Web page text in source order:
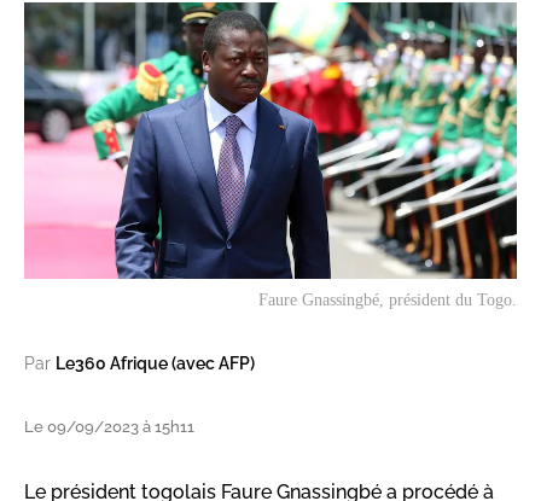
Faure Gnassingbé, président du Togo.
Par Le360 Afrique (avec AFP)
Le 09/09/2023 à 15h11
Le président togolais Faure Gnassingbé a procédé à